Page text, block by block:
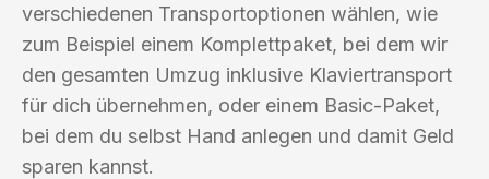
verschiedenen Transportoptionen wählen, wie
zum Beispiel einem Komplettpaket, bei dem wir
den gesamten Umzug inklusive Klaviertransport
für dich übernehmen, oder einem Basic-Paket,
bei dem du selbst Hand anlegen und damit Geld
sparen kannst.